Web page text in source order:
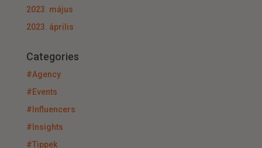
2023. május
2023. április
Categories
#Agency
#Events
#Influencers
#Insights
#Tippek